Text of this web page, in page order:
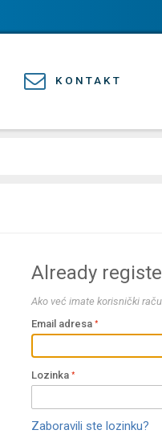
KONTAKT
Already
Ako već imate korisnički
Email adresa
Lozinka
Zaboravili ste lozinku?